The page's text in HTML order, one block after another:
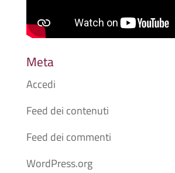
Meta
Accedi
Feed dei contenuti
Feed dei commenti
WordPress.org